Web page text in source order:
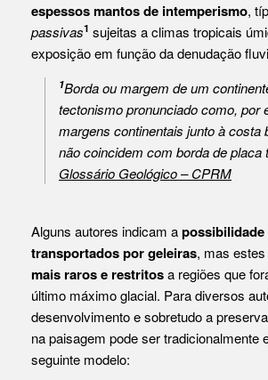
espessos mantos de intemperismo,
passivas1 sujeitas a climas tropicais
exposição em função da denudação
1Borda ou margem de um
tectonismo pronunciado como, por
margens continentais junto à costa
não coincidem com borda de placa
Glossário Geológico – CPRM
Alguns autores indicam a
transportados por geleiras, mas
mais raros e restritosa regiões que
último máximo glacial. Para diversos
desenvolvimento e sobretudo a
na paisagem pode ser tradicionalmente
seguinte modelo: